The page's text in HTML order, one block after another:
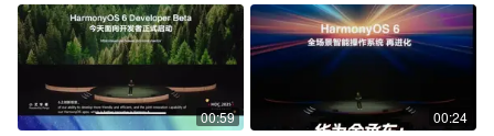
00:59 00:24